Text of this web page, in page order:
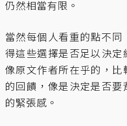
仍然相當有限。
當然每個人看重的點不
得這些選擇是否足以決
像原文作者所在乎的，比
的回饋，像是決定是否要
的緊張感。